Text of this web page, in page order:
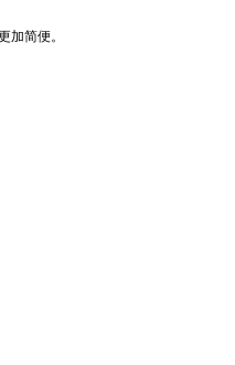
加简便。